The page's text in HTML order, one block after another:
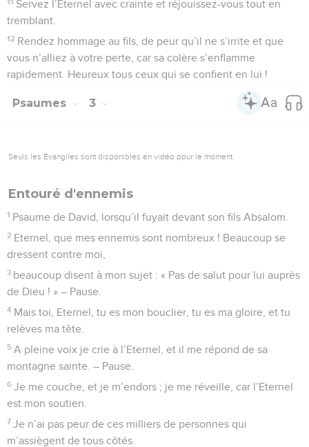
Servez l’Eternel avec crainte et réjouissez-vous tout en
tremblant.
12 Rendez hommage au fils, de peur qu’il ne s’irrite et que
vous n’alliez à votre perte, car sa colère s’enflamme
rapidement. Heureux tous ceux qui se confient en lui !
Psaumes 3
Seuls les Évangiles sont disponibles en vidéo pour le moment.
Entouré d'ennemis
1 Psaume de David, lorsqu’il fuyait devant son fils Absalom.
2 Eternel, que mes ennemis sont nombreux ! Beaucoup se
dressent contre moi,
3 beaucoup disent à mon sujet : « Pas de salut pour lui auprès
de Dieu ! » – Pause.
4 Mais toi, Eternel, tu es mon bouclier, tu es ma gloire, et tu
relèves ma tête.
5 A pleine voix je crie à l’Eternel, et il me répond de sa
montagne sainte. – Pause.
6 Je me couche, et je m’endors ; je me réveille, car l’Eternel
est mon soutien.
7 Je n’ai pas peur de ces milliers de personnes qui
m’assiègent de tous côtés.